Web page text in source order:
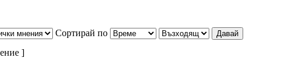
Сортирай по
]